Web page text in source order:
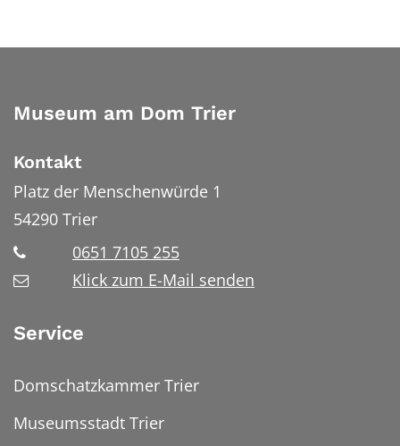
Museum am Dom Trier
Kontakt
Platz der Menschenwürde 1
54290 Trier
0651 7105 255
Klick zum E-Mail senden
Service
Domschatzkammer Trier
Museumsstadt Trier